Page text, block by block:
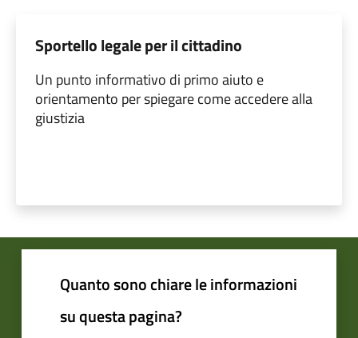
Sportello legale per il cittadino
Un punto informativo di primo aiuto e
orientamento per spiegare come accedere alla
giustizia
Quanto sono chiare le informazioni
su questa pagina?